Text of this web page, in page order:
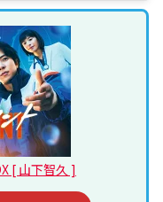
[ 山下智久 ]